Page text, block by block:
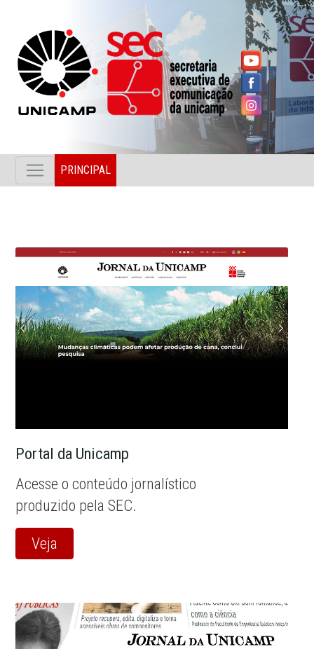
PRINCIPAL
Portal da Unicamp
Acesse o conteúdo jornalístico
produzido pela SEC.
Veja